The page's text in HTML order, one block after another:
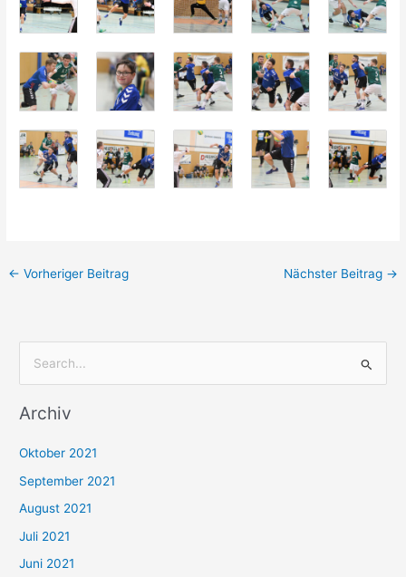
← Vorheriger Beitrag Nächster Beitrag →
c
n
n
a
c
Archiv
Oktober 2021
September 2021
August 2021
Juli 2021
Juni 2021